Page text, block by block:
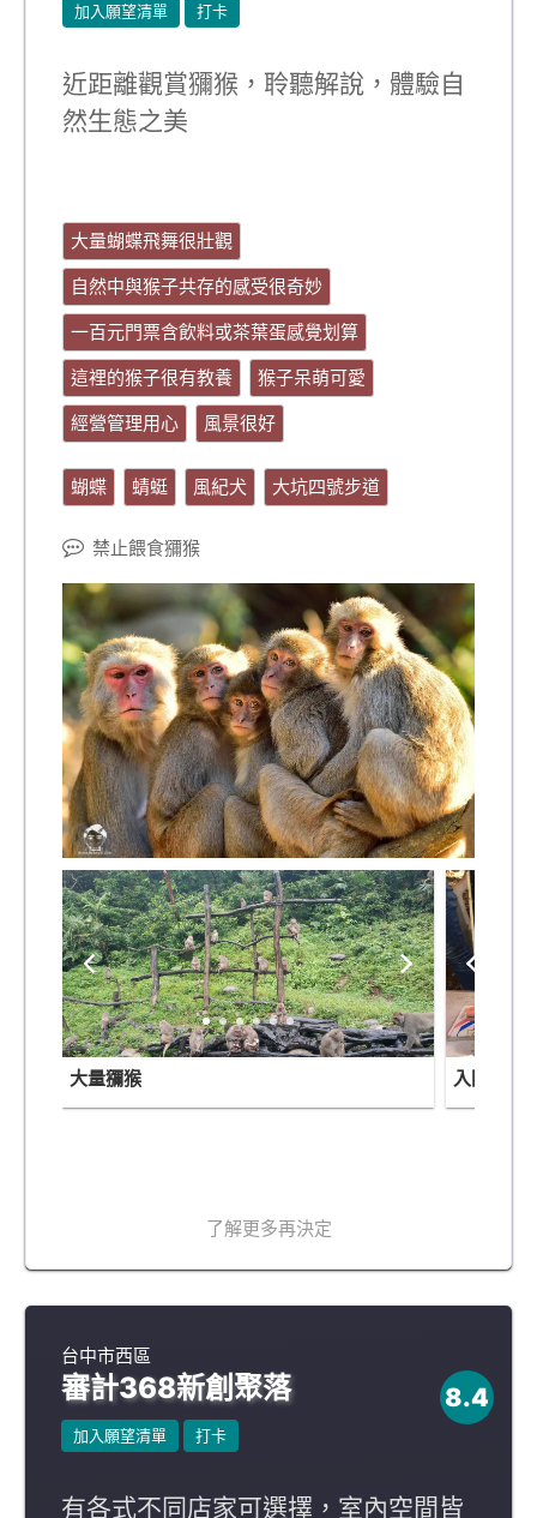
加入願望清單 打卡
近距離觀賞獼猴，聆聽解說，體驗自
然生態之美
大量蝴蝶飛舞很壯觀
自然中與猴子共存的感受很奇妙
一百元門票含飲料或茶葉蛋感覺划算
這裡的猴子很有教養
猴子呆萌可愛
經營管理用心
風景很好
蝴蝶 蜻蜓 風紀犬 大坑四號步道
禁止餵食獼猴
大量獼猴 入園解說
了解更多再決定
台中市西區
審計368新創聚落 8.4
加入願望清單 打卡
有各式不同店家可選擇，室內空間皆